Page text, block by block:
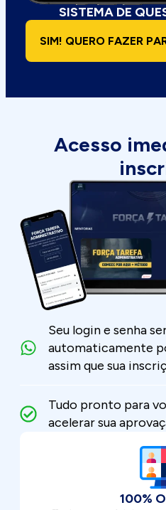
SISTEMA DE
SIM! QUERO FAZER
Acesso
Seu login e senha
automaticamente
assim que sua
Tudo pronto para
acelerar sua
100%